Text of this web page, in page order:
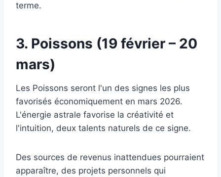
terme.
3. Poissons (19 février – 20
mars)
Les Poissons seront l'un des signes les plus
favorisés économiquement en mars 2026.
L'énergie astrale favorise la créativité et
l'intuition, deux talents naturels de ce signe.
Des sources de revenus inattendues pourraient
apparaître, des projets personnels qui